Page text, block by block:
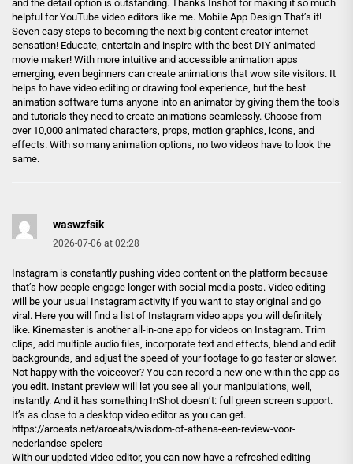
and the detail option is outstanding. Thanks Inshot for making it so much
helpful for YouTube video editors like me. Mobile App Design That’s it!
Seven easy steps to becoming the next big content creator internet
sensation! Educate, entertain and inspire with the best DIY animated
movie maker! With more intuitive and accessible animation apps
emerging, even beginners can create animations that wow site visitors. It
helps to have video editing or drawing tool experience, but the best
animation software turns anyone into an animator by giving them the tools
and tutorials they need to create animations seamlessly. Choose from
over 10,000 animated characters, props, motion graphics, icons, and
effects. With so many animation options, no two videos have to look the
same.
waswzfsik
2026-07-06 at 02:28
Instagram is constantly pushing video content on the platform because
that’s how people engage longer with social media posts. Video editing
will be your usual Instagram activity if you want to stay original and go
viral. Here you will find a list of Instagram video apps you will definitely
like. Kinemaster is another all-in-one app for videos on Instagram. Trim
clips, add multiple audio files, incorporate text and effects, blend and edit
backgrounds, and adjust the speed of your footage to go faster or slower.
Not happy with the voiceover? You can record a new one within the app as
you edit. Instant preview will let you see all your manipulations, well,
instantly. And it has something InShot doesn’t: full green screen support.
It’s as close to a desktop video editor as you can get.
https://aroeats.net/aroeats/wisdom-of-athena-een-review-voor-
nederlandse-spelers
With our updated video editor, you can now have a refreshed editing